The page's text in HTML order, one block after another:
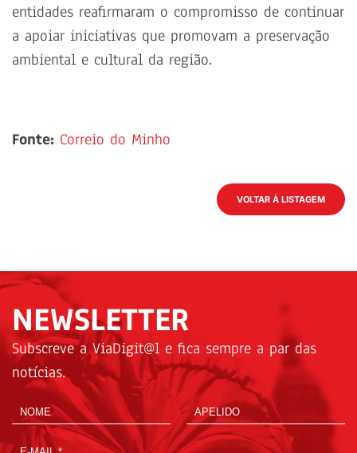
entidades reafirmaram o compromisso de continuar
a apoiar iniciativas que promovam a preservação
ambiental e cultural da região.
Fonte: Correio do Minho
VOLTAR À LISTAGEM
NEWSLETTER
Subscreve a ViaDigit@l e fica sempre a par das
notícias.